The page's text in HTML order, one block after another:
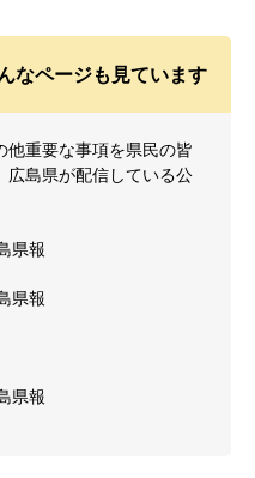
なページも見ています
他重要な事項を県民の皆
広島県が配信している公
県報
県報
県報